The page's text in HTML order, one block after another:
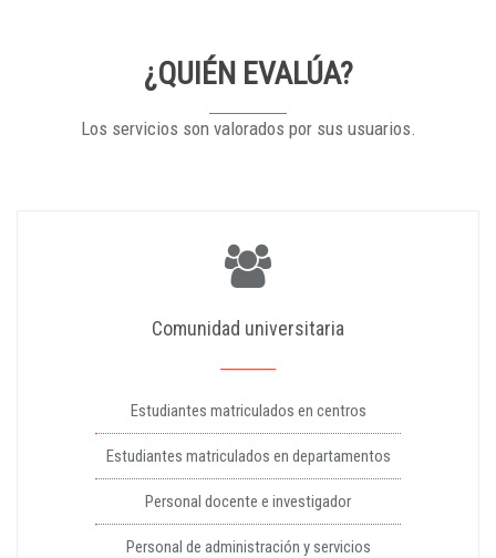
¿QUIÉN EVALÚA?
Los servicios son valorados por sus usuarios.
Comunidad universitaria
Estudiantes matriculados en centros
Estudiantes matriculados en departamentos
Personal docente e investigador
Personal de administración y servicios